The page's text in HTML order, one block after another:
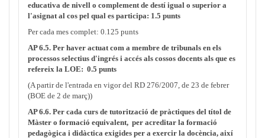
educativa de nivell o complement de destí igual o superior a
l'asignat al cos pel qual es participa: 1.5 punts
Per cada mes complet: 0.125 punts
AP 6.5. Per haver actuat com a membre de tribunals en els
processos selectius d'ingrés i accés als cossos docents als que es
refereix la LOE: 0.5 punts
(A partir de l'entrada en vigor del RD 276/2007, de 23 de febrer
(BOE de 2 de març))
AP 6.6. Per cada curs de tutorització de pràctiques del títol de
Màster o formació equivalent, per acreditar la formació
pedagògica i didàctica exigides per a exercir la docència, així